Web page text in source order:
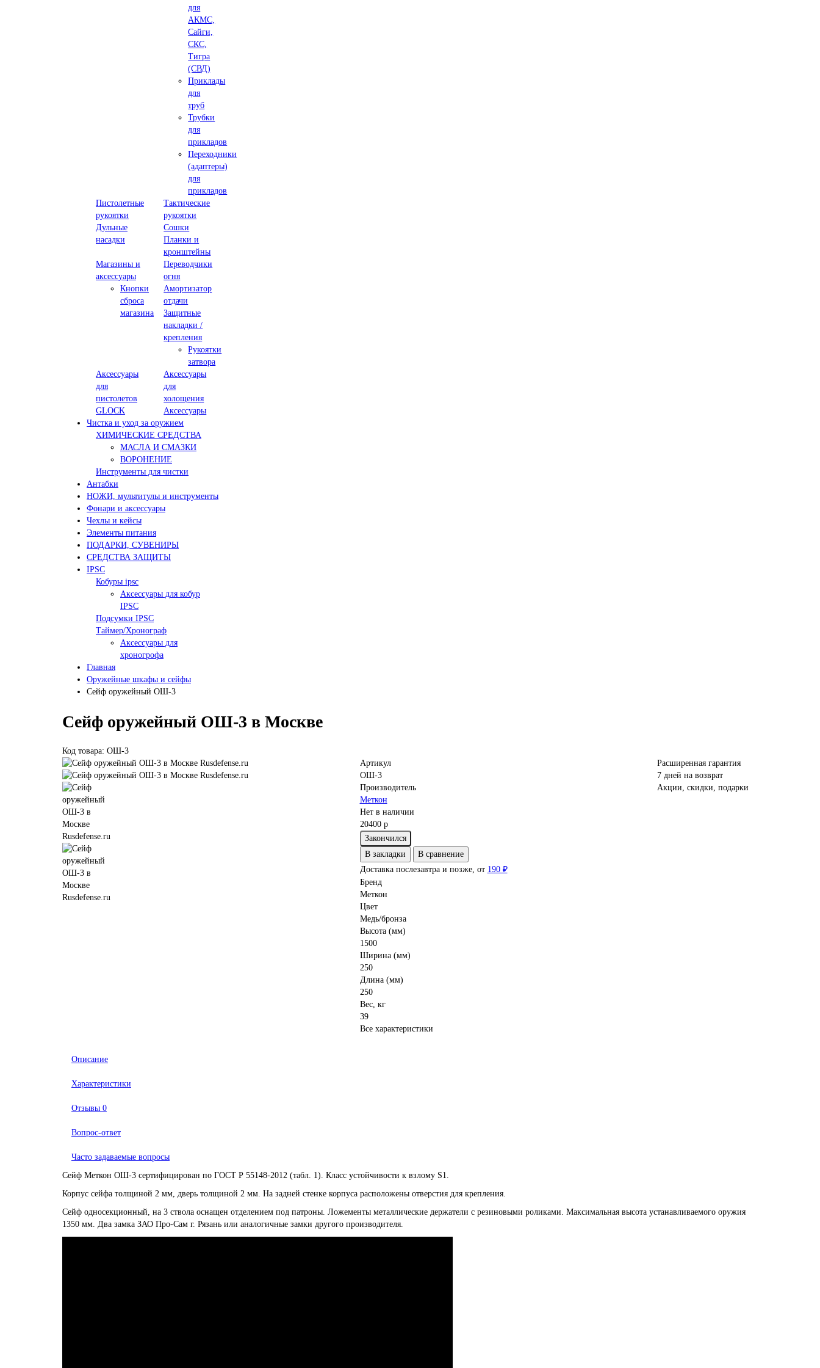
для
АКМС,
Сайги,
СКС,
Тигра
(СВД)
Приклады
для
труб
Трубки
для
прикладов
Переходники
(адаптеры)
для
прикладов
Пистолетные
рукоятки
Тактические
рукоятки
Дульные
насадки
Сошки
Планки и
кронштейны
Магазины и
аксессуары
Кнопки
сброса
магазина
Переводчики
огня
Амортизатор
отдачи
Защитные
накладки /
крепления
Рукоятки
затвора
Аксессуары
для
пистолетов
GLOCK
Аксессуары
для
холощения
Аксессуары
Чистка и уход за оружием
ХИМИЧЕСКИЕ СРЕДСТВА
МАСЛА И СМАЗКИ
ВОРОНЕНИЕ
Инструменты для чистки
Антабки
НОЖИ, мультитулы и инструменты
Фонари и аксессуары
Чехлы и кейсы
Элементы питания
ПОДАРКИ, СУВЕНИРЫ
СРЕДСТВА ЗАЩИТЫ
IPSC
Кобуры ipsc
Аксессуары для кобур
IPSC
Подсумки IPSC
Таймер/Хронограф
Аксессуары для
хроногрофа
Главная
Оружейные шкафы и сейфы
Сейф оружейный ОШ-3
Сейф оружейный ОШ-3 в Москве
Код товара: ОШ-3
Артикул
ОШ-3
Производитель
Меткон
Нет в наличии
20400 р
Закончился
В закладки
В сравнение
Доставка послезавтра и позже, от 190 ₽
Бренд
Меткон
Цвет
Медь/бронза
Высота (мм)
1500
Ширина (мм)
250
Длина (мм)
250
Вес, кг
39
Все характеристики
Расширенная гарантия
7 дней на возврат
Акции, скидки, подарки
Описание
Характеристики
Отзывы 0
Вопрос-ответ
Часто задаваемые вопросы
Сейф Меткон ОШ-3 сертифицирован по ГОСТ Р 55148-2012 (табл. 1). Класс устойчивости к взлому S1.
Корпус сейфа толщиной 2 мм, дверь толщиной 2 мм. На задней стенке корпуса расположены отверстия для крепления.
Сейф односекционный, на 3 ствола оснащен отделением под патроны. Ложементы металлические держатели с резиновыми роликами. Максимальная высота устанавливаемого оружия
1350 мм. Два замка ЗАО Про-Сам г. Рязань или аналогичные замки другого производителя.